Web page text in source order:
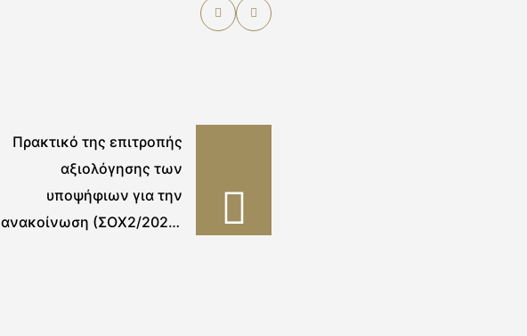
Πρακτικό της επιτροπής
αξιολόγησης των
υποψήφιων για την
ανακοίνωση (ΣΟΧ2/2020)